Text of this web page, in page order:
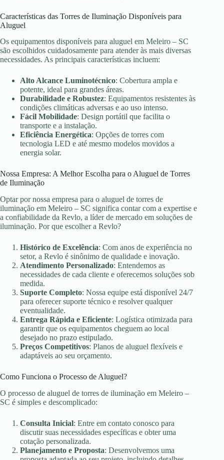
Características das Torres de Iluminação Disponíveis para
Aluguel
Os equipamentos disponíveis para aluguel em Meleiro – SC
são escolhidos cuidadosamente para atender às mais diversas
necessidades. As principais características incluem:
Alto Alcance Luminotécnico: Cobertura ampla e
potente, ideal para grandes áreas.
Durabilidade e Robustez: Equipamentos resistentes às
condições climáticas adversas e ao uso intenso.
Fácil Mobilidade: Design portátil que facilita o
transporte e a instalação.
Eficiência Energética: Opções de torres com
tecnologia LED e até mesmo modelos movidos a
energia solar.
Nossa Empresa: A Melhor Escolha para o Aluguel de Torres
de Iluminação
Optar por nossa empresa para o aluguel de torres de
iluminação em Meleiro – SC significa contar com a expertise e
a confiabilidade da Revlo, a líder de mercado em soluções de
iluminação. Por que escolher a Revlo?
Histórico de Excelência: Com anos de experiência no
setor, a Revlo é sinônimo de qualidade e inovação.
Atendimento Personalizado: Entendemos as
necessidades de cada cliente e oferecemos soluções sob
medida.
Suporte Completo: Nossa equipe está disponível 24/7
para oferecer suporte técnico e resolver qualquer
eventualidade.
Entrega Rápida e Eficiente: Logística otimizada para
garantir que os equipamentos cheguem ao local
desejado no prazo estipulado.
Preços Competitivos: Planos de aluguel flexíveis e
adaptáveis ao seu orçamento.
Como Funciona o Processo de Aluguel?
O processo de aluguel de torres de iluminação em Meleiro –
SC é simples e descomplicado:
Consulta Inicial: Entre em contato conosco para
discutir suas necessidades específicas e obter uma
cotação personalizada.
Planejamento e Proposta: Desenvolvemos uma